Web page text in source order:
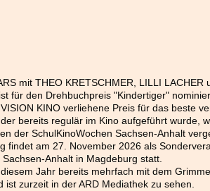
mit THEO KRETSCHMER, LILLI LACHER
für den Drehbuchpreis "Kindertiger"
KINO verliehene Preis für das beste
bereits regulär im Kino aufgeführt wurde,
der SchulKinoWochen Sachsen-Anhalt
findet am 27. November 2026 als
Anhalt in Magdeburg statt.
Jahr bereits mehrfach mit dem
ist zurzeit in der ARD Mediathek zu sehen.